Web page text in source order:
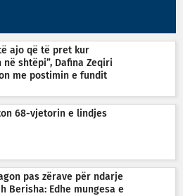
ajo që të pret kur
në shtëpi”, Dafina Zeqiri
me postimin e fundit
68-vjetorin e lindjes
pas zërave për ndarje
Berisha: Edhe mungesa e